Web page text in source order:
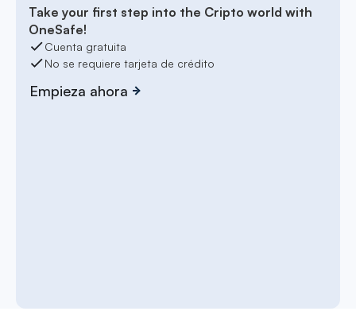
Take your first step into the Cripto world with
OneSafe!
Cuenta gratuita
No se requiere tarjeta de crédito
Empieza ahora